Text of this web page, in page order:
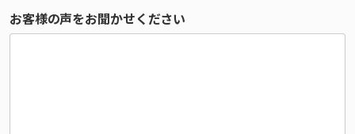
お客様の声をお聞かせください